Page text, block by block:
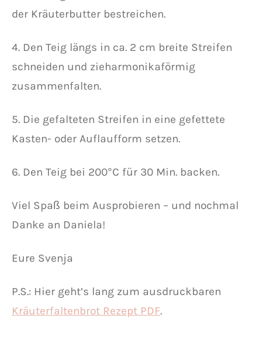
der Kräuterbutter bestreichen.
4. Den Teig längs in ca. 2 cm breite Streifen
schneiden und zieharmonikaförmig
zusammenfalten.
5. Die gefalteten Streifen in eine gefettete
Kasten- oder Auflaufform setzen.
6. Den Teig bei 200°C für 30 Min. backen.
Viel Spaß beim Ausprobieren – und nochmal
Danke an Daniela!
Eure Svenja
P.S.: Hier geht’s lang zum ausdruckbaren
Kräuterfaltenbrot Rezept PDF.